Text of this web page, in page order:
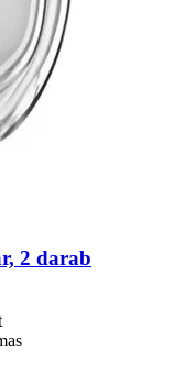
2 darab